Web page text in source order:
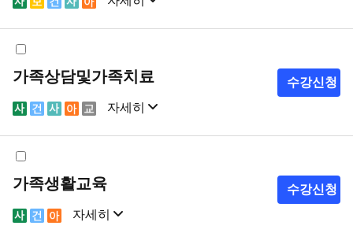
샘플강의 강의계획서
가족상담및가족치료
자세히
샘플강의 강의계획서
수강신청
가족생활교육
자세히
수강신청